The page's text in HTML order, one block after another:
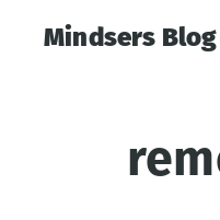
Mindsers Blog